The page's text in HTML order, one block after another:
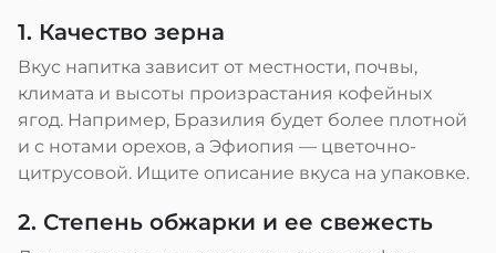
1. Качество зерна
Вкус напитка зависит от местности, почвы,
климата и высоты произрастания кофейных
ягод. Например, Бразилия будет более плотной
и с нотами орехов, а Эфиопия — цветочно-
цитрусовой. Ищите описание вкуса на упаковке.
2. Степень обжарки и ее свежесть